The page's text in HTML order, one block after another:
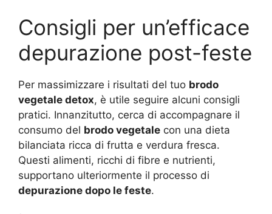
Consigli per un’efficace
depurazione post-feste
Per massimizzare i risultati del tuo brodo
vegetale detox, è utile seguire alcuni consigli
pratici. Innanzitutto, cerca di accompagnare il
consumo del brodo vegetale con una dieta
bilanciata ricca di frutta e verdura fresca.
Questi alimenti, ricchi di fibre e nutrienti,
supportano ulteriormente il processo di
depurazione dopo le feste.